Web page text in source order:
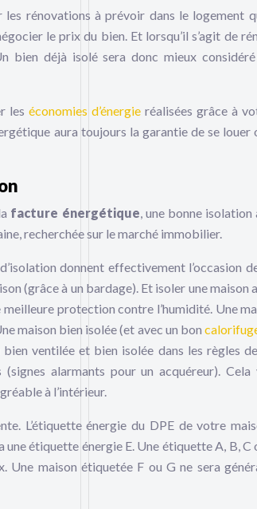
rénovations à prévoir dans le logement
le prix du bien. Et lorsqu’il s’agit de
bien déjà isolé sera donc mieux
les économies d’énergieréalisées grâce à
aura toujours la garantie de se louer
facture énergétique, une bonne
recherchée sur le marché immobilier.
donnent effectivement l’occasion
(grâce à un bardage). Et isoler une maison
protection contre l’humidité. Une
maison bien isolée (et avec un bon
ventilée et bien isolée dans les règles
alarmants pour un acquéreur). Cela
à l’intérieur.
L’étiquette énergie du DPE de votre
étiquette énergie E. Une étiquette A, B, C
Une maison étiquetée F ou G ne sera